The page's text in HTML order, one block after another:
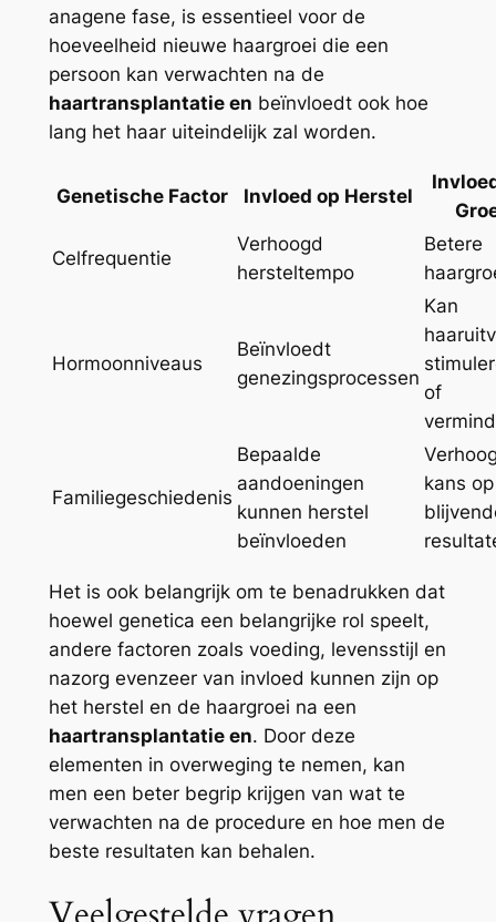
anagene fase, is essentieel voor de
hoeveelheid nieuwe haargroei die een
persoon kan verwachten na de
haartransplantatie en beïnvloedt ook hoe
lang het haar uiteindelijk zal worden.
Genetische Factor Invloed op Herstel
Celfrequentie
Verhoogd
hersteltempo
Betere
Hormoonniveaus
Beïnvloedt
genezingsprocessen
Kan
of
Familiegeschiedenis
Bepaalde
aandoeningen
kunnen herstel
beïnvloeden
kans op
Het is ook belangrijk om te benadrukken dat
hoewel genetica een belangrijke rol speelt,
andere factoren zoals voeding, levensstijl en
nazorg evenzeer van invloed kunnen zijn op
het herstel en de haargroei na een
haartransplantatie en. Door deze
elementen in overweging te nemen, kan
men een beter begrip krijgen van wat te
verwachten na de procedure en hoe men de
beste resultaten kan behalen.